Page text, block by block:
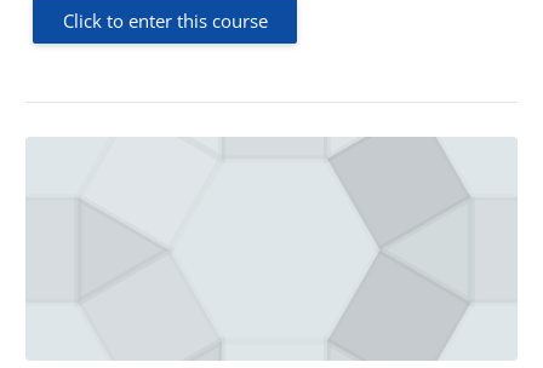
Click to enter this course